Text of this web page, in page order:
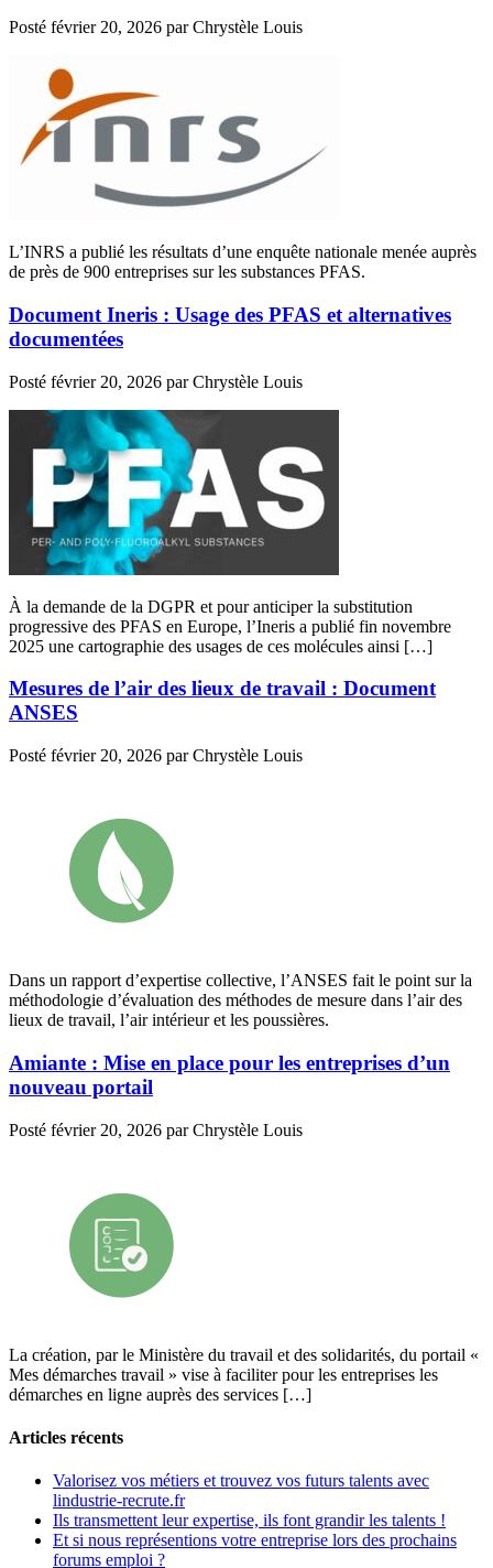
Posté février 20, 2026 par Chrystèle Louis
L’INRS a publié les résultats d’une enquête nationale menée auprès
de près de 900 entreprises sur les substances PFAS.
Document Ineris : Usage des PFAS et alternatives
documentées
Posté février 20, 2026 par Chrystèle Louis
À la demande de la DGPR et pour anticiper la substitution
progressive des PFAS en Europe, l’Ineris a publié fin novembre
2025 une cartographie des usages de ces molécules ainsi […]
Mesures de l’air des lieux de travail : Document
ANSES
Posté février 20, 2026 par Chrystèle Louis
Dans un rapport d’expertise collective, l’ANSES fait le point sur la
méthodologie d’évaluation des méthodes de mesure dans l’air des
lieux de travail, l’air intérieur et les poussières.
Amiante : Mise en place pour les entreprises d’un
nouveau portail
Posté février 20, 2026 par Chrystèle Louis
La création, par le Ministère du travail et des solidarités, du portail «
Mes démarches travail » vise à faciliter pour les entreprises les
démarches en ligne auprès des services […]
Articles récents
Valorisez vos métiers et trouvez vos futurs talents avec
lindustrie-recrute.fr
Ils transmettent leur expertise, ils font grandir les talents !
Et si nous représentions votre entreprise lors des prochains
forums emploi ?